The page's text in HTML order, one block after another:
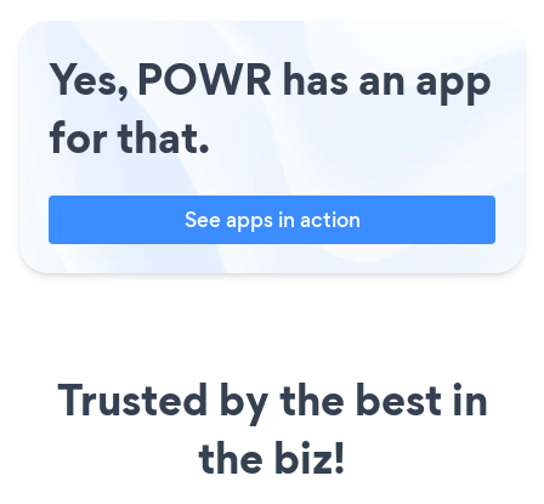
Yes, POWR has an app
for that.
See apps in action
Trusted by the best in
the biz!